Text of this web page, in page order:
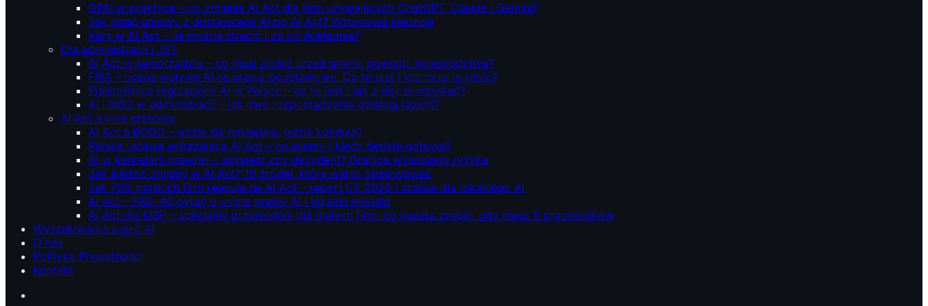
GPAI w praktyce – co zmienia AI Act dla firm używających ChatGPT, Claude i Gemini?
Jak pisać umowy z dostawcami AI po AI Act? Wzorcowe klauzule
Kary w AI Act – ile można stracić i za co dokładnie?
Dla administracji i JST
AI Act w samorządzie – co musi zrobić urząd gminy, powiatu, województwa?
FRIA – ocena wpływu AI na prawa podstawowe. Co to jest i kto musi ją robić?
Piaskownica regulacyjna AI w Polsce – co to jest i jak z niej skorzystać?
AI i NIS2 w administracji – jak dwa rozporządzenia działają razem?
AI Act a inne przepisy
AI Act a RODO – gdzie się nakładają, gdzie kolidują?
Polska ustawa wdrażająca AI Act – co wiemy i kiedy będzie gotowa?
AI w kancelarii prawnej – asystent czy decydent? Granica wysokiego ryzyka
Jak śledzić zmiany w AI Act? 10 źródeł, które warto obserwować
Jak 70% polskich firm reaguje na AI Act – raport EY 2026 i szanse dla lokalnego AI
AI Act – FAQ: 40 pytań o unijne prawo AI i lokalne modele
AI Act dla MŚP – specjalny przewodnik dla małych firm: co musisz zrobić, gdy masz 5 pracowników
Wyszukiwarka pojęć AI
O nas
Polityka Prywatności
Kontakt